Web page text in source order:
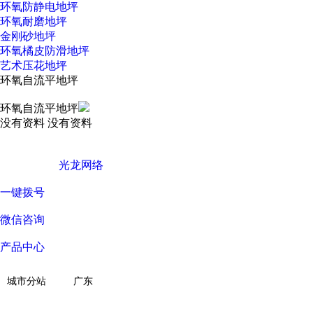
环氧防静电地坪
环氧耐磨地坪
金刚砂地坪
环氧橘皮防滑地坪
艺术压花地坪
环氧自流平地坪
环氧自流平地坪
没有资料 没有资料
光龙网络
一键拨号
微信咨询
产品中心
关于我们
城市分站 广东